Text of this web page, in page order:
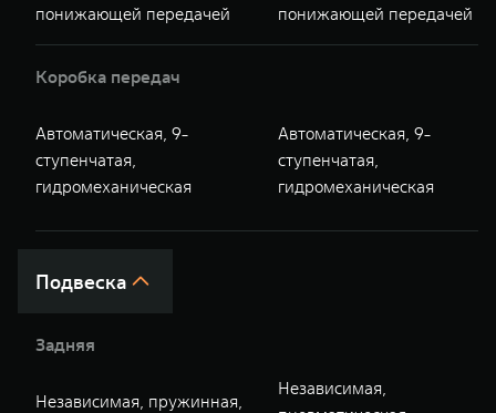
понижающей передачей
понижающей передачей
Коробка передач
Автоматическая, 9-
ступенчатая,
гидромеханическая
Автоматическая, 9-
ступенчатая,
гидромеханическая
Подвеска
Задняя
Независимая, пружинная,
Независимая,